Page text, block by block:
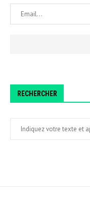
RECHERCHER